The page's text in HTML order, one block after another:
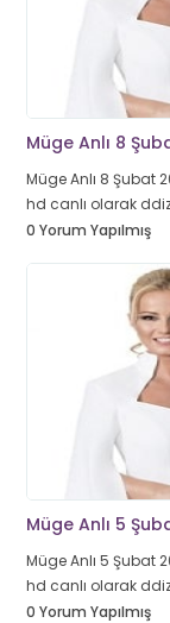
Müge Anlı 8
Müge Anlı 8 Şubat
hd canlı olarak
0 Yorum Yapılmış
Müge Anlı 5
Müge Anlı 5 Şubat
hd canlı olarak
0 Yorum Yapılmış